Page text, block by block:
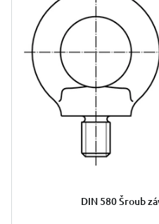
DIN 580 Šroub